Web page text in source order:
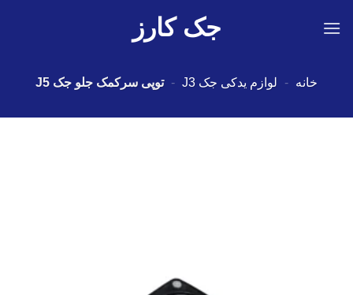
جک کارز
خانه - لوازم یدکی جک J3 - توپی سرکمک جلو جک J5